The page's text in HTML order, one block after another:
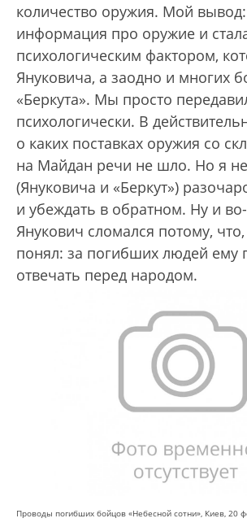
количество оружия. Мой вывод:
информация про оружие и
психологическим фактором,
Януковича, а заодно и многих
«Беркута». Мы просто
психологически. В
о каких поставках оружия со
на Майдан речи не шло. Но я не
(Януковича и «Беркут»)
и убеждать в обратном. Ну и
Янукович сломался потому,
понял: за погибших людей ему
отвечать перед народом.
Проводы погибших бойцов «Небесной сотни», Киев, 20